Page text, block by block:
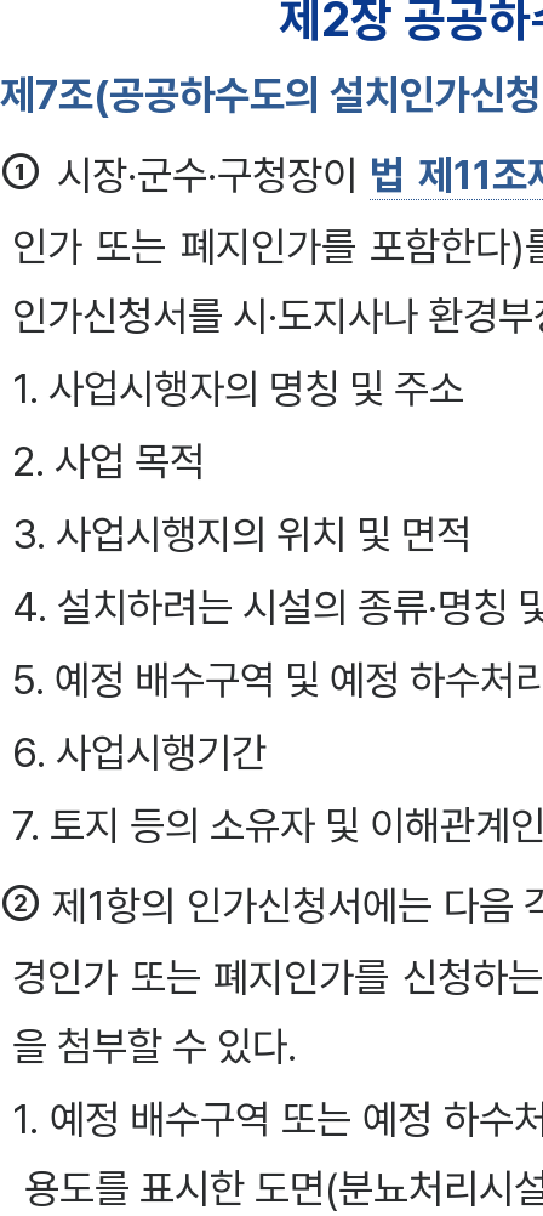
제2장 공공
제7조(공공하수도의 설치인가신
① 시장·군수·구청장이 법 제11
인가 또는 폐지인가를 포함한다
인가신청서를 시·도지사나 환경
1. 사업시행자의 명칭 및 주소
2. 사업 목적
3. 사업시행지의 위치 및 면적
4. 설치하려는 시설의 종류·명칭
5. 예정 배수구역 및 예정 하수처
6. 사업시행기간
7. 토지 등의 소유자 및 이해관계
② 제1항의 인가신청서에는 다음
경인가 또는 폐지인가를 신청하
을 첨부할 수 있다.
1. 예정 배수구역 또는 예정 하수
용도를 표시한 도면(분뇨처리시